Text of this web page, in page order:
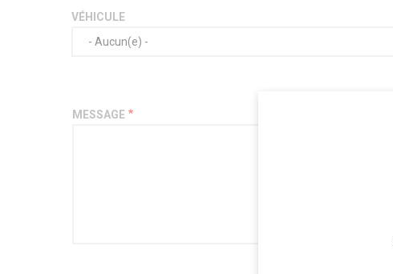
VÉHICULE
MESSAGE